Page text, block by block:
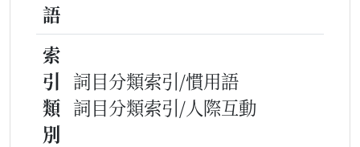
語
索
引
類
別
詞目分類索引/慣用語
詞目分類索引/人際互動